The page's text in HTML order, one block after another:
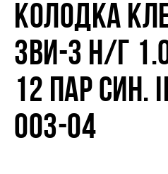
КОЛОДКА
ЗВИ-3 Н/Г
12 ПАР СИН.
003-04